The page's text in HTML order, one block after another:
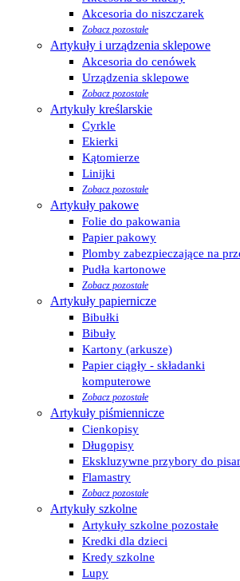
Akcesoria do niszczarek
Zobacz pozostałe
Artykuły i urządzenia sklepowe
Akcesoria do cenówek
Urządzenia sklepowe
Zobacz pozostałe
Artykuły kreślarskie
Cyrkle
Ekierki
Kątomierze
Linijki
Zobacz pozostałe
Artykuły pakowe
Folie do pakowania
Papier pakowy
Plomby zabezpieczające na
Pudła kartonowe
Zobacz pozostałe
Artykuły papiernicze
Bibułki
Bibuły
Kartony (arkusze)
Papier ciągły - składanki
komputerowe
Zobacz pozostałe
Artykuły piśmiennicze
Cienkopisy
Długopisy
Ekskluzywne przybory do
Flamastry
Zobacz pozostałe
Artykuły szkolne
Artykuły szkolne pozostałe
Kredki dla dzieci
Kredy szkolne
Lupy